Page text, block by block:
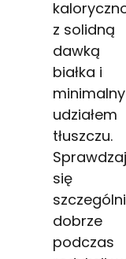
z solidną
dawką
białka i
udziałem
tłuszczu.
się
dobrze
podczas